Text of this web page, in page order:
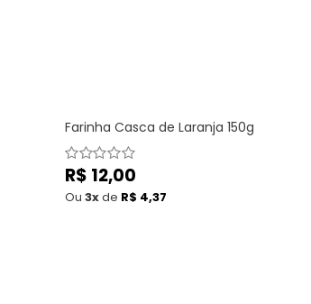
Farinha Casca de Laranja 150g
Preço
normal
R$ 12,00
Ou 3xde R$ 4,37